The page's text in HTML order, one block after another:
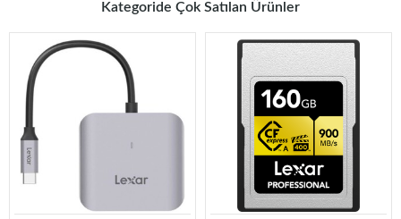
Kategoride Çok Satılan Ürünler